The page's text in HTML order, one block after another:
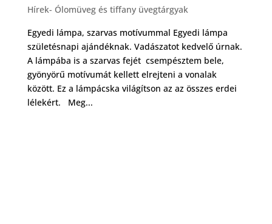
Hírek- Ólomüveg és tiffany üvegtárgyak
Egyedi lámpa, szarvas motívummal Egyedi lámpa
születésnapi ajándéknak. Vadászatot kedvelő úrnak.
A lámpába is a szarvas fejét csempésztem bele,
gyönyörű motívumát kellett elrejteni a vonalak
között. Ez a lámpácska világítson az az összes erdei
lélekért. Meg...